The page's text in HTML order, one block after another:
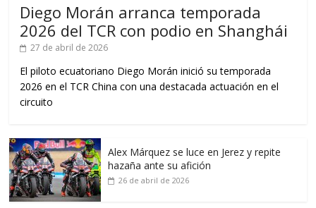
Diego Morán arranca temporada
2026 del TCR con podio en Shanghái
27 de abril de 2026
El piloto ecuatoriano Diego Morán inició su temporada
2026 en el TCR China con una destacada actuación en el
circuito
Alex Márquez se luce en Jerez y repite
hazaña ante su afición
26 de abril de 2026